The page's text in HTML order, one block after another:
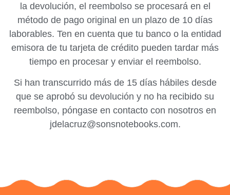
la devolución, el reembolso se procesará en el
método de pago original en un plazo de 10 días
laborables. Ten en cuenta que tu banco o la entidad
emisora de tu tarjeta de crédito pueden tardar más
tiempo en procesar y enviar el reembolso.
Si han transcurrido más de 15 días hábilesdesde
que se aprobó su devolución y no ha recibido su
reembolso, póngase en contacto con nosotros en
jdelacruz@sonsnotebooks.com.